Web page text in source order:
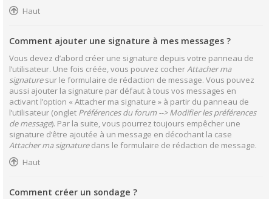
Haut
Comment ajouter une signature à mes messages ?
Vous devez d’abord créer une signature depuis votre panneau de
l’utilisateur. Une fois créée, vous pouvez cocherAttacher ma
signaturesur le formulaire de rédaction de message. Vous pouvez
aussi ajouter la signature par défaut à tous vos messages en
activant l’option « Attacher ma signature » à partir du panneau de
l’utilisateur (onglet Préférences du forum --> Modifier les préférences
de message). Par la suite, vous pourrez toujours empêcher une
signature d’être ajoutée à un message en décochant la case
Attacher ma signaturedans le formulaire de rédaction de message.
Haut
Comment créer un sondage ?